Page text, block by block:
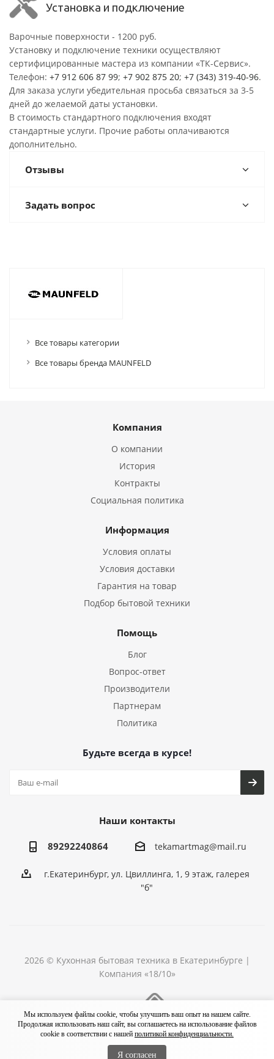
Установка и подключение
Варочные поверхности - 1200 руб.
Установку и подключение техники осуществляют
сертифицированные мастера из компании «ТК-Сервис».
Телефон: +7 912 606 87 99; +7 902 875 20; +7 (343) 319-40-96.
Для заказа услуги убедительная просьба связаться за 3-5
дней до желаемой даты установки.
В стоимость стандартного подключения входят
стандартные услуги. Прочие работы оплачиваются
дополнительно.
Отзывы
Задать вопрос
Все товары категории
Все товары бренда MAUNFELD
Компания
О компании
История
Контракты
Социальная политика
Информация
Условия оплаты
Условия доставки
Гарантия на товар
Подбор бытовой техники
Помощь
Блог
Вопрос-ответ
Производители
Партнерам
Политика
Будьте всегда в курсе!
Наши контакты
89292240864 tekamartmag@mail.ru
г.Екатеринбург, ул. Цвиллинга, 1, 9 этаж, галерея
"б"
2026 © Кухонная бытовая техника в Екатеринбурге |
Компания «18/10»
Мы используем файлы cookie, чтобы улучшить ваш опыт на нашем сайте.
Продолжая использовать наш сайт, вы соглашаетесь на использование файлов
cookie в соответствии с нашей политикой конфиденциальности.
Я согласен